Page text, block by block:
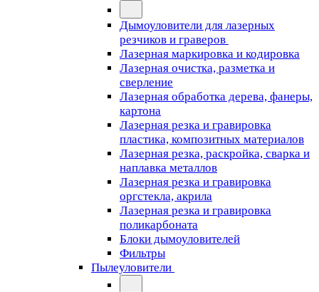
Дымоуловители для лазерных
резчиков и граверов
Лазерная маркировка и кодировка
Лазерная очистка, разметка и
сверление
Лазерная обработка дерева, фанеры,
картона
Лазерная резка и гравировка
пластика, композитных материалов
Лазерная резка, раскройка, сварка и
наплавка металлов
Лазерная резка и гравировка
оргстекла, акрила
Лазерная резка и гравировка
поликарбоната
Блоки дымоуловителей
Фильтры
Пылеуловители